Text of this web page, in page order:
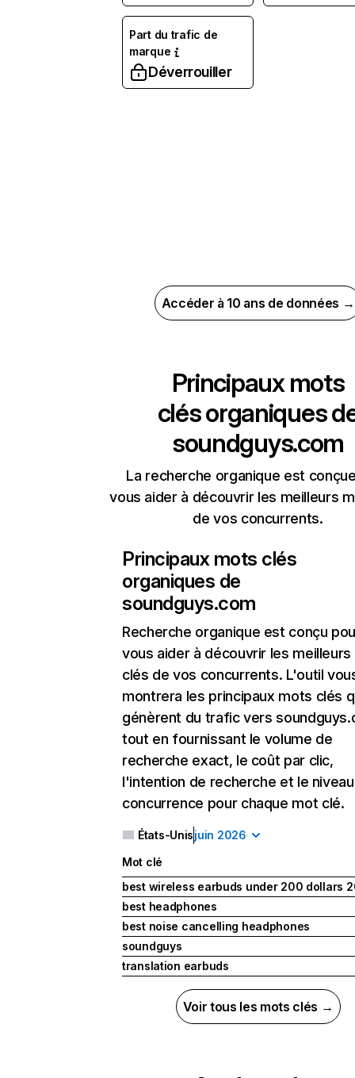
Part du trafic de
marque
Déverrouiller
Accéder à 10 ans de données →
Principaux mots
clés organiques
soundguys.com
La recherche organique est
vous aider à découvrir les meilleurs
de vos concurrents.
Principaux mots clés
organiques de
soundguys.com
Recherche organique est conçu
vous aider à découvrir les
clés de vos concurrents. L'outil
montrera les principaux mots clés
génèrent du trafic vers
tout en fournissant le volume de
recherche exact, le coût par clic,
l'intention de recherche et le
concurrence pour chaque mot clé.
États-Unisjuin 2026
Mot clé
best wireless earbuds under 200 dollars
best headphones
best noise cancelling headphones
soundguys
translation earbuds
Voir tous les mots clés →